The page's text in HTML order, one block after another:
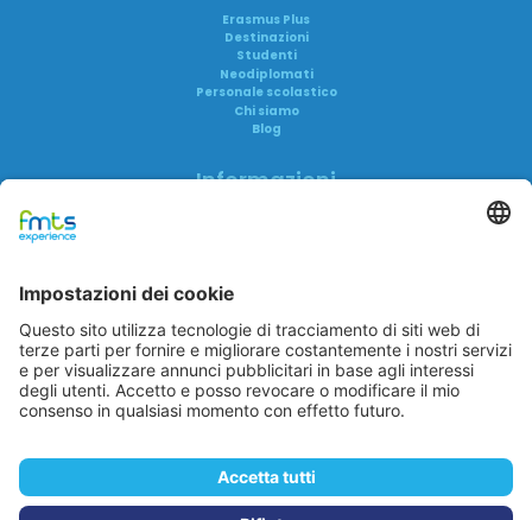
Erasmus Plus
Destinazioni
Studenti
Neodiplomati
Personale scolastico
Chi siamo
Blog
Informazioni
FMTS Group
FMTS Lavoro
FMTS Formazione
Eduwork
Itaca Education
In Cibum